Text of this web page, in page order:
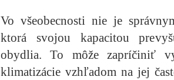
Vo všeobecnosti nie je
ktorá svojou kapacitou
obydlia. To môže zapríčiniť
klimatizácie vzhľadom na jej